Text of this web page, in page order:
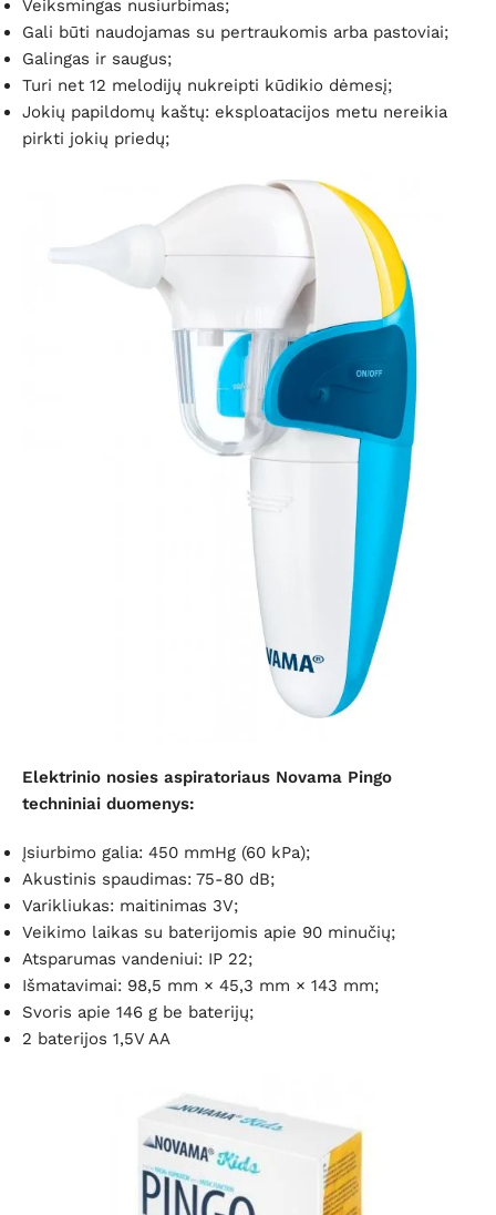
Veiksmingas nusiurbimas;
Gali būti naudojamas su pertraukomis arba pastoviai;
Galingas ir saugus;
Turi net 12 melodijų nukreipti kūdikio dėmesį;
Jokių papildomų kaštų: eksploatacijos metu nereikia
pirkti jokių priedų;
Elektrinio nosies aspiratoriaus Novama Pingo
techniniai duomenys:
Įsiurbimo galia: 450 mmHg (60 kPa);
Akustinis spaudimas: 75-80 dB;
Varikliukas: maitinimas 3V;
Veikimo laikas su baterijomis apie 90 minučių;
Atsparumas vandeniui: IP 22;
Išmatavimai: 98,5 mm × 45,3 mm × 143 mm;
Svoris apie 146 g be baterijų;
2 baterijos 1,5V AA